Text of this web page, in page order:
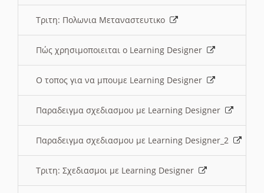
Τριτη: Πολωνια Μεταναστευτικο
Πώς χρησιμοποιειται ο Learning Designer
O τοπος για να μπουμε Learning Designer
Παραδειγμα σχεδιασμου με Learning Designer
Παραδειγμα σχεδιασμου με Learning Designer_2
Τριτη: Σχεδιασμοι με Learning Designer